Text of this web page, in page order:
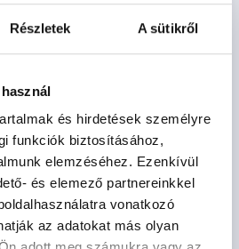
Részletek A sütikről
és hirdetések személyre
funkciók biztosításához,
elemzéséhez. Ezenkívül
és elemező partnereinkkel
vonatkozó
az adatokat más olyan
Ft